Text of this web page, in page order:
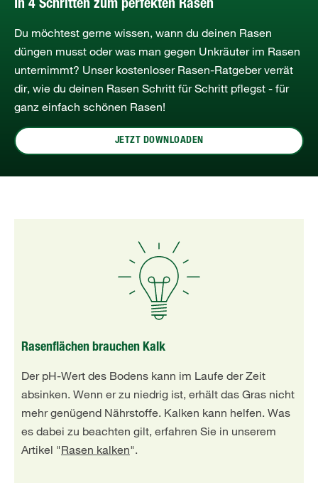
In 4 Schritten zum perfekten Rasen
Du möchtest gerne wissen, wann du deinen Rasen
düngen musst oder was man gegen Unkräuter im Rasen
unternimmt? Unser kostenloser Rasen-Ratgeber verrät
dir, wie du deinen Rasen Schritt für Schritt pflegst - für
ganz einfach schönen Rasen!
JETZT DOWNLOADEN
Rasenflächen brauchen Kalk
Der pH-Wert des Bodens kann im Laufe der Zeit
absinken. Wenn er zu niedrig ist, erhält das Gras nicht
mehr genügend Nährstoffe. Kalken kann helfen. Was
es dabei zu beachten gilt, erfahren Sie in unserem
Artikel "Rasen kalken".